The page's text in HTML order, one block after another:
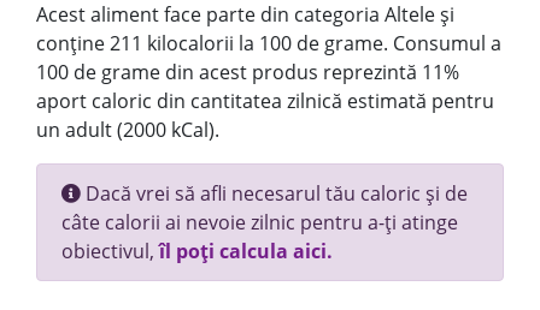
Acest aliment face parte din categoria Altele și
conține 211 kilocalorii la 100 de grame. Consumul a
100 de grame din acest produs reprezintă 11%
aport caloric din cantitatea zilnică estimată pentru
un adult (2000 kCal).
Dacă vrei să afli necesarul tău caloric și de
câte calorii ai nevoie zilnic pentru a-ți atinge
obiectivul,îl poți calcula aici.